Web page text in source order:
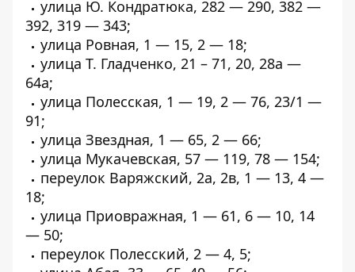
улица Ю. Кондратюка, 282 — 290, 382 —
392, 319 — 343;
улица Ровная, 1 — 15, 2 — 18;
улица Т. Гладченко, 21 – 71, 20, 28а —
64а;
улица Полесская, 1 — 19, 2 — 76, 23/1 —
91;
улица Звездная, 1 — 65, 2 — 66;
улица Мукачевская, 57 — 119, 78 — 154;
переулок Варяжский, 2а, 2в, 1 — 13, 4 —
18;
улица Приовражная, 1 — 61, 6 — 10, 14
— 50;
переулок Полесский, 2 — 4, 5;